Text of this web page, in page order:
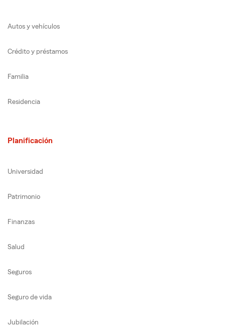
Autos y vehículos
Crédito y préstamos
Familia
Residencia
Planificación
Universidad
Patrimonio
Finanzas
Salud
Seguros
Seguro de vida
Jubilación